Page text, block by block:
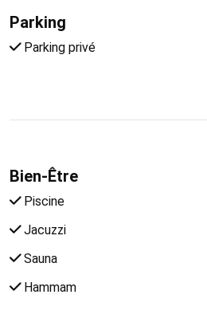
Parking
Parking privé
Bien-Être
Piscine
Jacuzzi
Sauna
Hammam